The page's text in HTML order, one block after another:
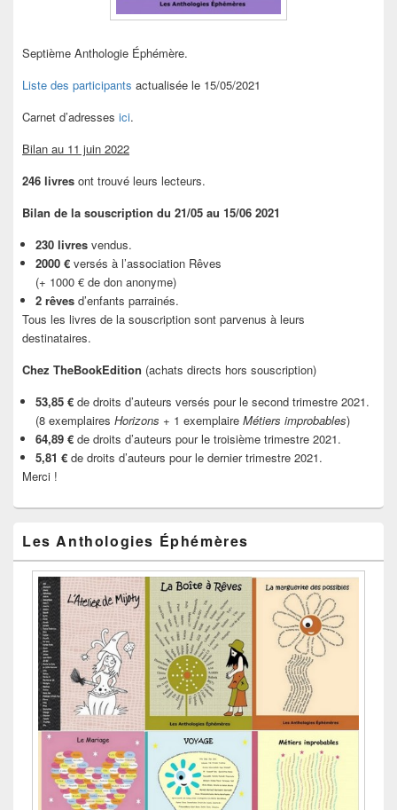
Septième Anthologie Éphémère.
Liste des participants actualisée le 15/05/2021
Carnet d’adresses ici.
Bilan au 11 juin 2022
246 livres ont trouvé leurs lecteurs.
Bilan de la souscription du 21/05 au 15/06 2021
230 livres vendus.
2000 € versés à l’association Rêves
(+ 1000 € de don anonyme)
2 rêves d’enfants parrainés.
Tous les livres de la souscription sont parvenus à leurs
destinataires.
Chez TheBookEdition (achats directs hors souscription)
53,85 € de droits d’auteurs versés pour le second trimestre 2021.
(8 exemplaires Horizons + 1 exemplaire Métiers improbables)
64,89 € de droits d’auteurs pour le troisième trimestre 2021.
5,81 € de droits d’auteurs pour le dernier trimestre 2021.
Merci !
Les Anthologies Éphémères